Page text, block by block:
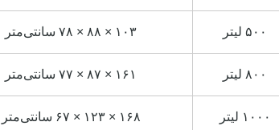
۵۰۰ لیتر ۱۰۳ × ۸۸ × ۷۸ سانتی‌متر
۸۰۰ لیتر ۱۶۱ × ۸۷ × ۷۷ سانتی‌متر
۱۰۰۰ لیتر ۱۶۸ × ۱۲۳ × ۶۷ سانتی‌متر